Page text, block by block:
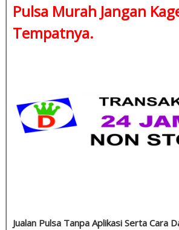
Pulsa Murah Jangan
Tempatnya.
Jualan Pulsa Tanpa Aplikasi Serta Cara